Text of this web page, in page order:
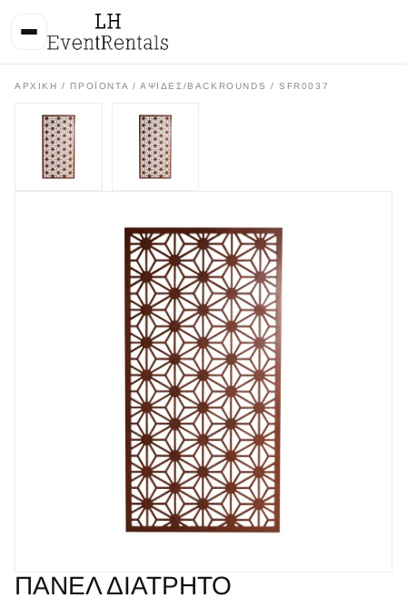
ΑΡΧΙΚΉ / ΠΡΟΪΌΝΤΑ /ΑΨΙΔΕΣ/BACKROUNDS / SFR0037
ΠΑΝΕΛ ΔΙΑΤΡΗΤΟ